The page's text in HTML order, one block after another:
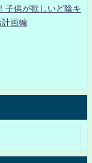
子供が欲しいど陰キ
計画編